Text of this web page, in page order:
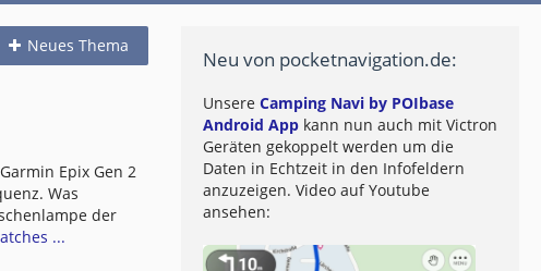
Neues Thema
Epix Gen 2
Was
der
...
Neu von pocketnavigation.de:
Unsere Camping Navi by POIbase
Android App kann nun auch mit Victron
Geräten gekoppelt werden um die
Daten in Echtzeit in den Infofeldern
anzuzeigen. Video auf Youtube
ansehen: